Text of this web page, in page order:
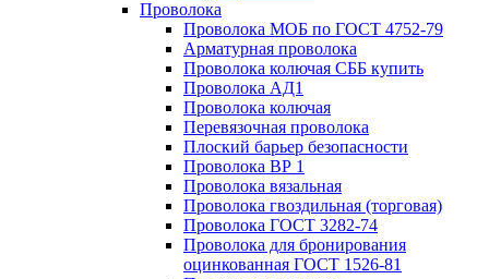
Проволока
Проволока МОБ по ГОСТ 4752-79
Арматурная проволока
Проволока колючая СББ купить
Проволока АД1
Проволока колючая
Перевязочная проволока
Плоский барьер безопасности
Проволока ВР 1
Проволока вязальная
Проволока гвоздильная (торговая)
Проволока ГОСТ 3282-74
Проволока для бронирования
оцинкованная ГОСТ 1526-81